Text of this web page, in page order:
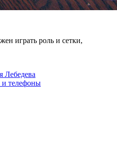
играть роль и сетки,
Лебедева
и телефоны